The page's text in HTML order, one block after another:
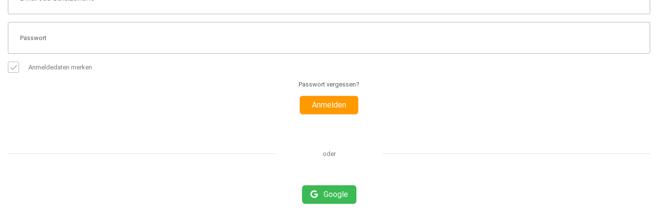
Anmeldedaten merken
Passwort vergessen?
Anmelden
oder
Google